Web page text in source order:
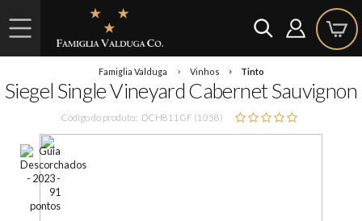
Famiglia Valduga Vinhos Tinto
Siegel Single Vineyard Cabernet Sauvignon
Código do produto: DCH811GF (1058)